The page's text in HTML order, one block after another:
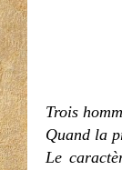
Trois
Quand la
Le